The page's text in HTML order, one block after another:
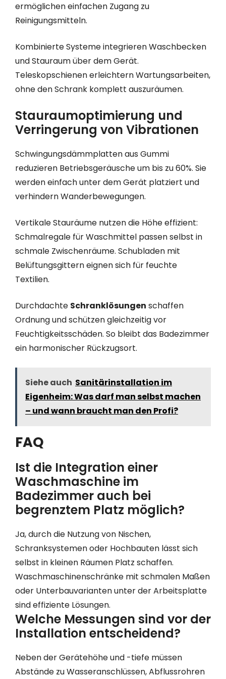
ermöglichen einfachen Zugang zu
Reinigungsmitteln.
Kombinierte Systeme integrieren Waschbecken
und Stauraum über dem Gerät.
Teleskopschienen erleichtern Wartungsarbeiten,
ohne den Schrank komplett auszuräumen.
Stauraumoptimierung und
Verringerung von Vibrationen
Schwingungsdämmplatten aus Gummi
reduzieren Betriebsgeräusche um bis zu 60%. Sie
werden einfach unter dem Gerät platziert und
verhindern Wanderbewegungen.
Vertikale Stauräume nutzen die Höhe effizient:
Schmalregale für Waschmittel passen selbst in
schmale Zwischenräume. Schubladen mit
Belüftungsgittern eignen sich für feuchte
Textilien.
Durchdachte Schranklösungen schaffen
Ordnung und schützen gleichzeitig vor
Feuchtigkeitsschäden. So bleibt das Badezimmer
ein harmonischer Rückzugsort.
Siehe auch Sanitärinstallation im
Eigenheim: Was darf man selbst machen
– und wann braucht man den Profi?
FAQ
Ist die Integration einer
Waschmaschine im
Badezimmer auch bei
begrenztem Platz möglich?
Ja, durch die Nutzung von Nischen,
Schranksystemen oder Hochbauten lässt sich
selbst in kleinen Räumen Platz schaffen.
Waschmaschinenschränke mit schmalen Maßen
oder Unterbauvarianten unter der Arbeitsplatte
sind effiziente Lösungen.
Welche Messungen sind vor der
Installation entscheidend?
Neben der Gerätehöhe und -tiefe müssen
Abstände zu Wasseranschlüssen, Abflussrohren